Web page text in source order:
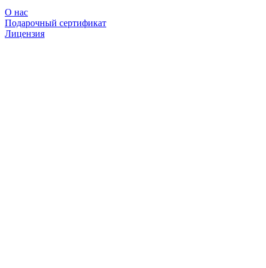
О нас
Подарочный сертификат
Лицензия